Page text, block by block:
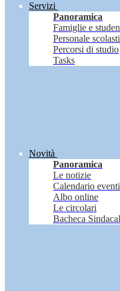
Servizi
Panoramica
Famiglie e
Personale
Percorsi di studio
Tasks
Novità
Panoramica
Le notizie
Calendario eventi
Albo online
Le circolari
Bacheca